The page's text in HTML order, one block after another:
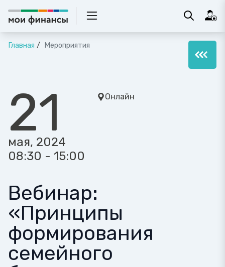
Главная Мероприятия
21
мая, 2024
08:30 - 15:00
Онлайн
Вебинар:
«Принципы
формирования
семейного